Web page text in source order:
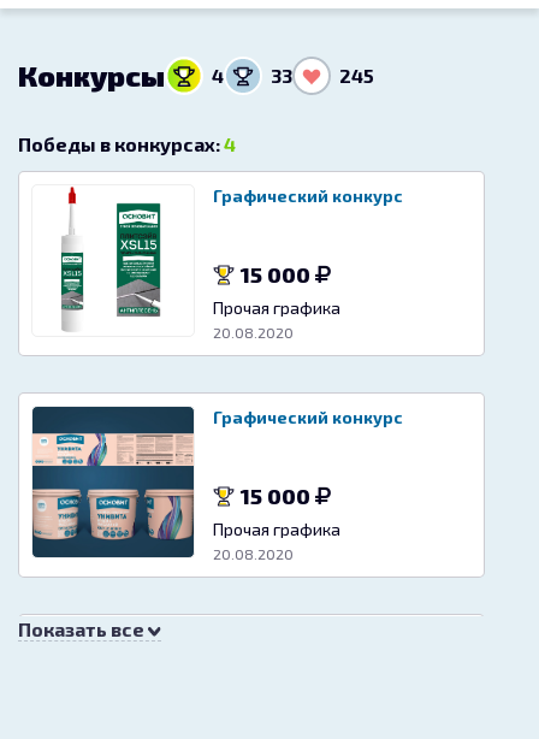
Конкурсы 4 33 245
Победы в конкурсах:4
Графический конкурс
15 000
Прочая графика
20.08.2020
Графический конкурс
15 000
Прочая графика
20.08.2020
Показать все